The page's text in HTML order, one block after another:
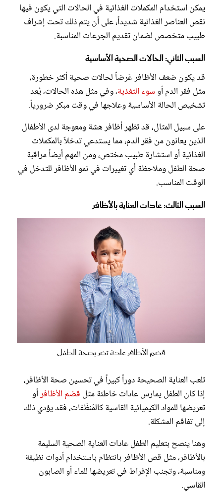
يمكن استخدام المكملات الغذائية في الحالات التي يكون فيها
نقص العناصر الغذائية شديداً، على أن يتم ذلك تحت إشراف
طبيب متخصص لضمان تقديم الجرعات المناسبة.
السبب الثاني: الحالات الصحية الأساسية
قد يكون ضعف الأظافر عَرضاً لحالات صحية أكثر خطورة،
مثل فقر الدم أوسوء التغذية، وفي مثل هذه الحالات، يُعد
تشخيص الحالة الأساسية وعلاجها في وقت مبكر ضرورياً.
على سبيل المثال، قد تظهر أظافر هشة ومعوجة لدى الأطفال
الذين يعانون من فقر الدم، مما يستدعي تدخلاً بالمكملات
الغذائية أو استشارة طبيب مختص، ومن المهم أيضاً مراقبة
صحة الطفل وملاحظة أي تغييرات في نمو الأظافر للتدخل في
الوقت المناسب.
السبب الثالث: عادات العناية بالأظافر
قضم الأظافر عادة تضر بصحة الطفل
تلعب العناية الصحيحة دوراً كبيراً في تحسين صحة الأظافر،
إذا كان الطفل يمارس عادات خاطئة مثل قضم الأظافرأو
تعريضها للمواد الكيميائية القاسية كالمُنظّفات، فقد يؤدي ذلك
إلى تفاقم المشكلة.
وهنا ينصح بتعليم الطفل عادات العناية الصحية السليمة
بالأظافر، مثل قص الأظافر بانتظام باستخدام أدوات نظيفة
ومناسبة، وتجنب الإفراط في تعريضها للماء أو الصابون
القاسي.